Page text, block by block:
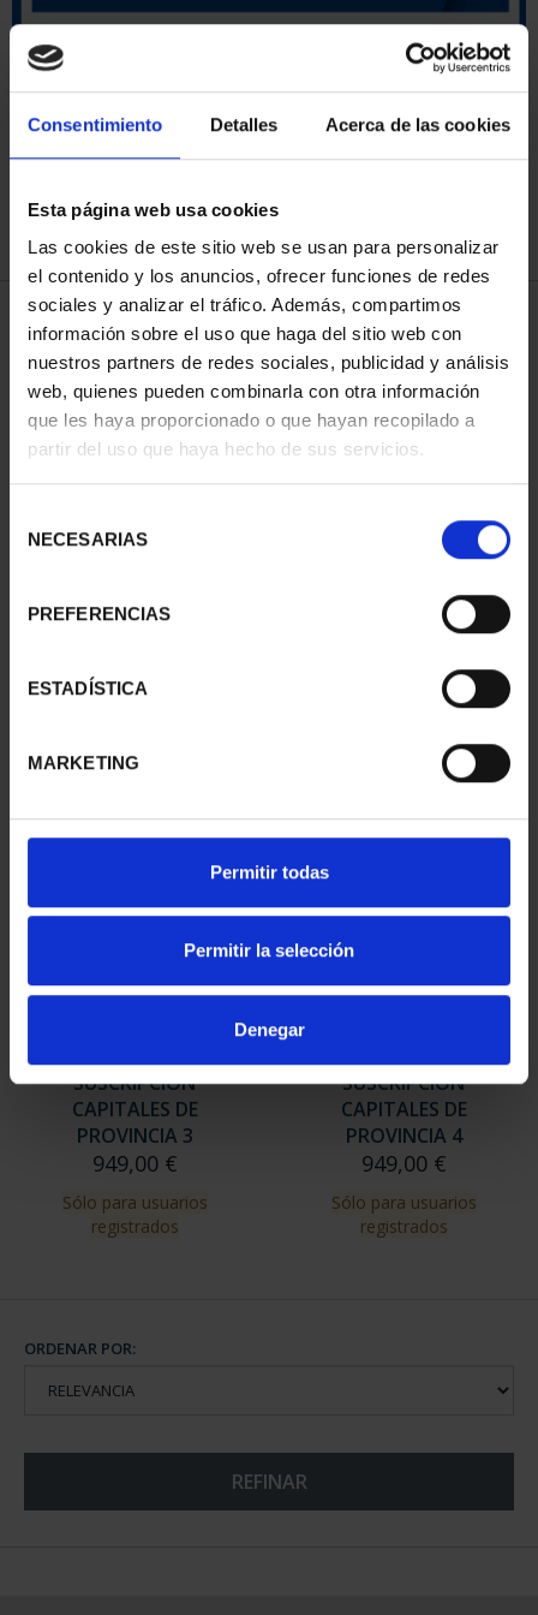
Consentimiento Detalles Acerca de las cookies
Esta página web usa cookies
Las cookies de este sitio web se usan para personalizar
el contenido y los anuncios, ofrecer funciones de redes
sociales y analizar el tráfico. Además, compartimos
información sobre el uso que haga del sitio web con
nuestros partners de redes sociales, publicidad y análisis
web, quienes pueden combinarla con otra información
que les haya proporcionado o que hayan recopilado a
partir del uso que haya hecho de sus servicios.
NECESARIAS
PREFERENCIAS
ESTADÍSTICA
MARKETING
Permitir todas
Permitir la selección
Denegar
REFINAR
4 Productos encontrados
PROVINCIA 1
Sólo para usuarios
SUSCRIPCIÓN
CAPITALES DE
PROVINCIA 2
Sólo para usuarios
registrados
SUSCRIPCIÓN
CAPITALES DE
PROVINCIA 3
949,00 €
Sólo para usuarios
registrados
SUSCRIPCIÓN
CAPITALES DE
PROVINCIA 4
949,00 €
Sólo para usuarios
registrados
ORDENAR POR:
REFINAR